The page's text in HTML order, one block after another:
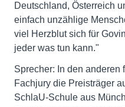
Deutschland, Österreich
einfach unzählige
viel Herzblut sich für
jeder was tun kann."
Sprecher: In den anderen
Fachjury die Preisträger
SchlaU-Schule aus